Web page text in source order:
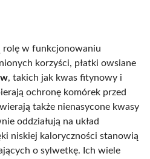
rolę w funkcjonowaniu
korzyści, płatki owsiane
, takich jak kwas fitynowy i
ochronę komórek przed
także nienasycone kwasy
oddziałują na układ
niskiej kaloryczności stanowią
o sylwetkę. Ich wiele